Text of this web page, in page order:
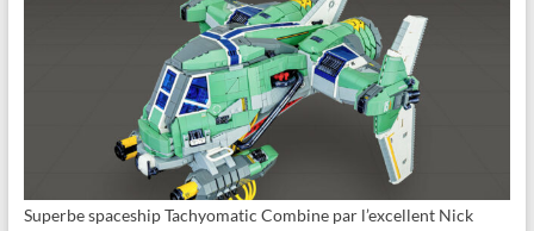
Superbe spaceship Tachyomatic Combine par l’excellent Nick